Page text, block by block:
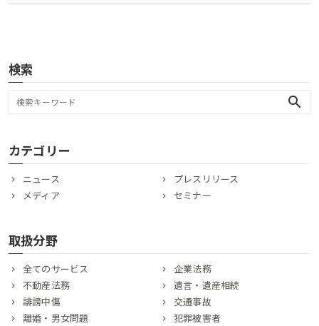
検索
search
カテゴリー
ニュース
プレスリリース
メディア
セミナー
取扱分野
全てのサービス
企業法務
不動産法務
遺言・遺産相続
誹謗中傷
交通事故
離婚・男女問題
犯罪被害者